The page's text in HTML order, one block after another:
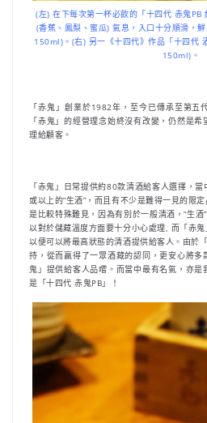
(左) 在下每次第一杯必飲的「十四代 赤鬼PB
(香蕉、鳳梨、蜜瓜) 氣息，入口十分順滑，
150ml)。(右) 另一《十四代》作品「十四代
150ml)。
「赤鬼」創業於1982年，至今已傳承至第五
「赤鬼」的經營理念始終沒有改變，仍然是
理給顧客。
「赤鬼」日常提供約80款清酒給客人選擇，
或以上的”生酒”，而且有不少是難得一見的限
是比較特殊難見，因為有別於一般清酒，”生酒
以對於儲藏溫度方面要十分小心處理, 而「赤
以便可以將最高狀態的清酒提供給客人。由於
持，從而贏得了一眾酒藏的認同，更安心將
鬼」提供給客人品嚐。而當中最有名氣，亦
是「十四代 赤鬼PB」！